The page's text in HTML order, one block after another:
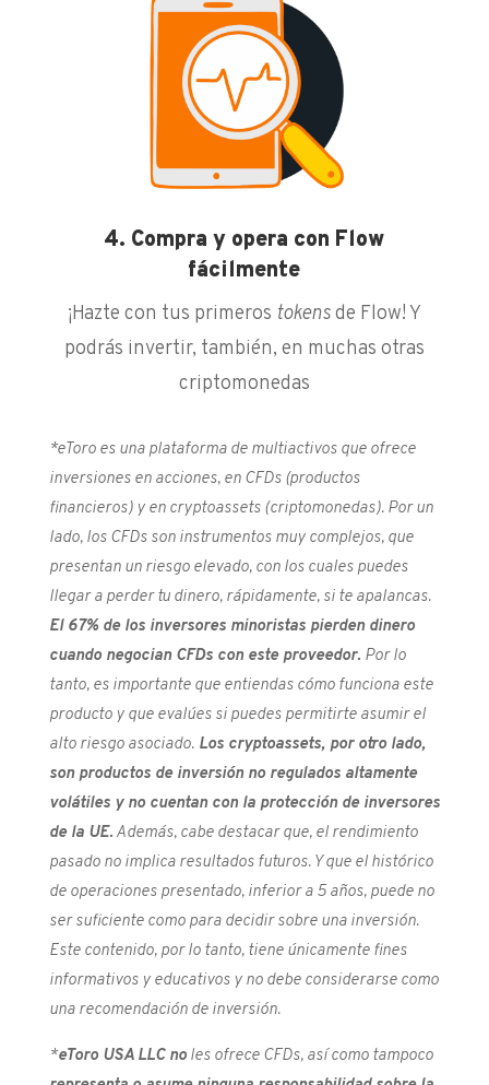
4. Compra y opera con Flow
fácilmente
¡Hazte con tus primeros tokensde Flow! Y
podrás invertir, también, en muchas otras
criptomonedas
*eToro es una plataforma de multiactivos que ofrece
inversiones en acciones, en CFDs (productos
financieros) y en cryptoassets (criptomonedas). Por un
lado, los CFDs son instrumentos muy complejos, que
presentan un riesgo elevado, con los cuales puedes
llegar a perder tu dinero, rápidamente, si te apalancas.
El 67% de los inversores minoristas pierden dinero
cuando negocian CFDs con este proveedor. Por lo
tanto, es importante que entiendas cómo funciona este
producto y que evalúes si puedes permitirte asumir el
alto riesgo asociado.Los cryptoassets, por otro lado,
son productos de inversión no regulados altamente
volátiles y no cuentan con la protección de inversores
de la UE. Además, cabe destacar que, el rendimiento
pasado no implica resultados futuros. Y que el histórico
de operaciones presentado, inferior a 5 años, puede no
ser suficiente como para decidir sobre una inversión.
Este contenido, por lo tanto, tiene únicamente fines
informativos y educativos y no debe considerarse como
una recomendación de inversión.
*eToro USA LLC noles ofrece CFDs, así como tampoco